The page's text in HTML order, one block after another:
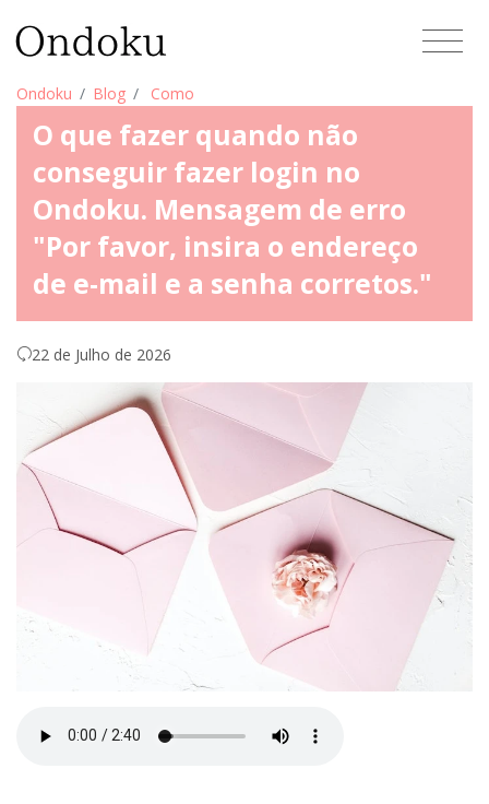
Ondoku Blog Como
O que fazer quando não
conseguir fazer login no
Ondoku. Mensagem de erro
"Por favor, insira o endereço
de e-mail e a senha corretos."
22 de Julho de 2026